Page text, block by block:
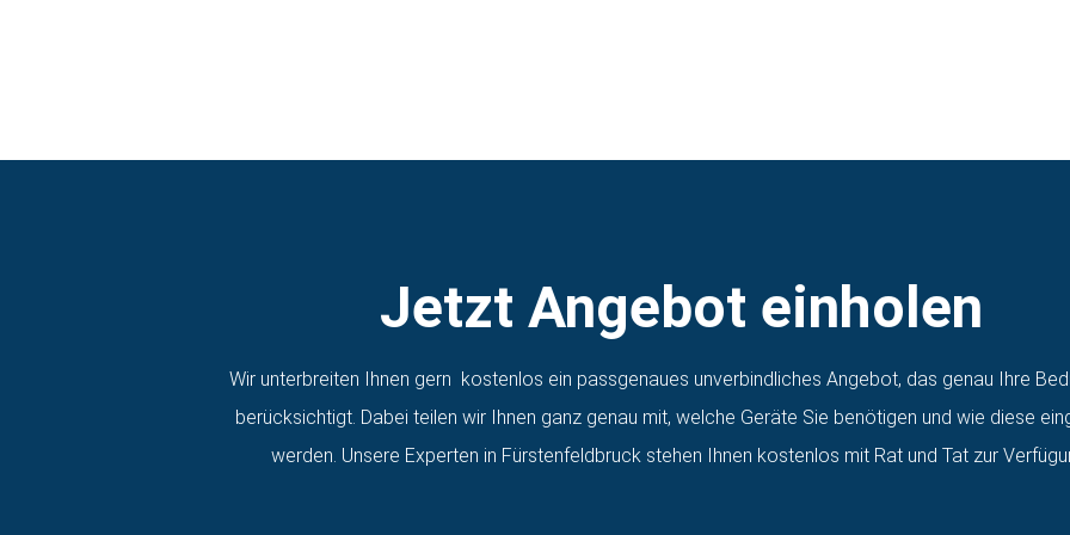
Jetzt Angebot einholen
Wir unterbreiten Ihnen gern kostenlos ein passgenaues unverbindliches Angebot, das genau Ihre
berücksichtigt. Dabei teilen wir Ihnen ganz genau mit, welche Geräte Sie benötigen und wie diese
werden. Unsere Experten in Fürstenfeldbruck stehen Ihnen kostenlos mit Rat und Tat zur